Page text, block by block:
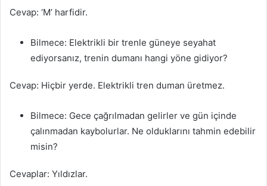
Cevap: ‘M’ harfidir.
Bilmece: Elektrikli bir trenle güneye seyahat
ediyorsanız, trenin dumanı hangi yöne gidiyor?
Cevap: Hiçbir yerde. Elektrikli tren duman üretmez.
Bilmece: Gece çağrılmadan gelirler ve gün içinde
çalınmadan kaybolurlar. Ne olduklarını tahmin edebilir
misin?
Cevaplar: Yıldızlar.